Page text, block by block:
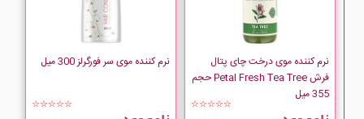
نرم کننده موی درخت چای پتال
فرش Petal Fresh Tea Tree حجم
355 میل
☆☆☆☆☆
نرم کننده موی سر فورگرلز 300 میل
☆☆☆☆☆